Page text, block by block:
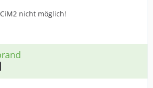
nicht möglich!